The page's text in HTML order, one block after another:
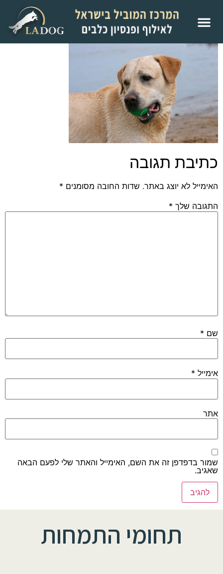
כתיבת תגובה
האימייל לא יוצג באתר. שדות החובה מסומנים *
התגובה שלך *
שם *
אימייל *
אתר
שמור בדפדפן זה את השם, האימייל והאתר שלי לפעם הבאה
שאגיב.
תחומי התמחות